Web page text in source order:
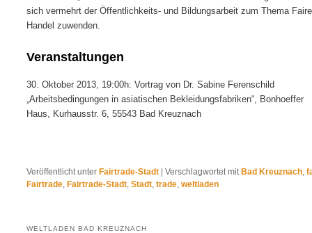
sich vermehrt der Öffentlichkeits- und Bildungsarbeit zum Thema
Handel zuwenden.
Veranstaltungen
30. Oktober 2013, 19:00h: Vortrag von Dr. Sabine Ferenschild
„Arbeitsbedingungen in asiatischen Bekleidungsfabriken“, Bonhoeffer
Haus, Kurhausstr. 6, 55543 Bad Kreuznach
Veröffentlicht unter Fairtrade-Stadt | Verschlagwortet mit Bad Kreuznach
Fairtrade Fairtrade-Stadt Stadt trade weltladen
WELTLADEN BAD KREUZNACH